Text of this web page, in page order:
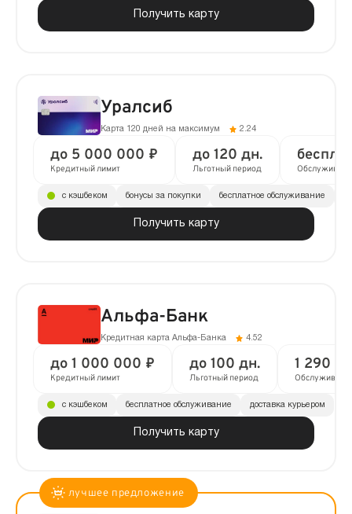
Получить карту
Уралсиб
Карта 120 дней на максимум 2.24
до 5 000 000 ₽
Кредитный лимит
до 120 дн.
Льготный период
Получить карту
с кэшбеком бонусы за покупки бесплатное обслуживание
Альфа-Банк
Кредитная карта Альфа-Банка 4.52
до 1 000 000 ₽
Кредитный лимит
до 100 дн.
Льготный период
1 290 ₽
Получить карту
с кэшбеком бесплатное обслуживание доставка курьером